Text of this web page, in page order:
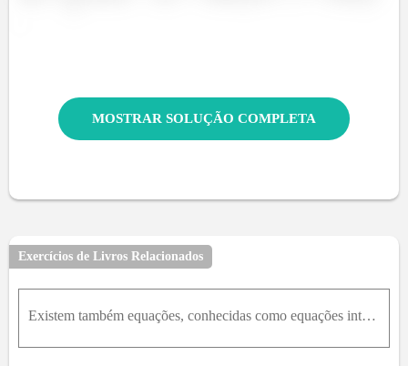
MOSTRAR SOLUÇÃO COMPLETA
Exercícios de Livros Relacionados
Existem também equações, conhecidas como equações integrodiferenciais, em que aparecem tanto derivadas quanto integrais da função desconhecida.(a) Resolva a equação integrodiferencial dada usando a tr